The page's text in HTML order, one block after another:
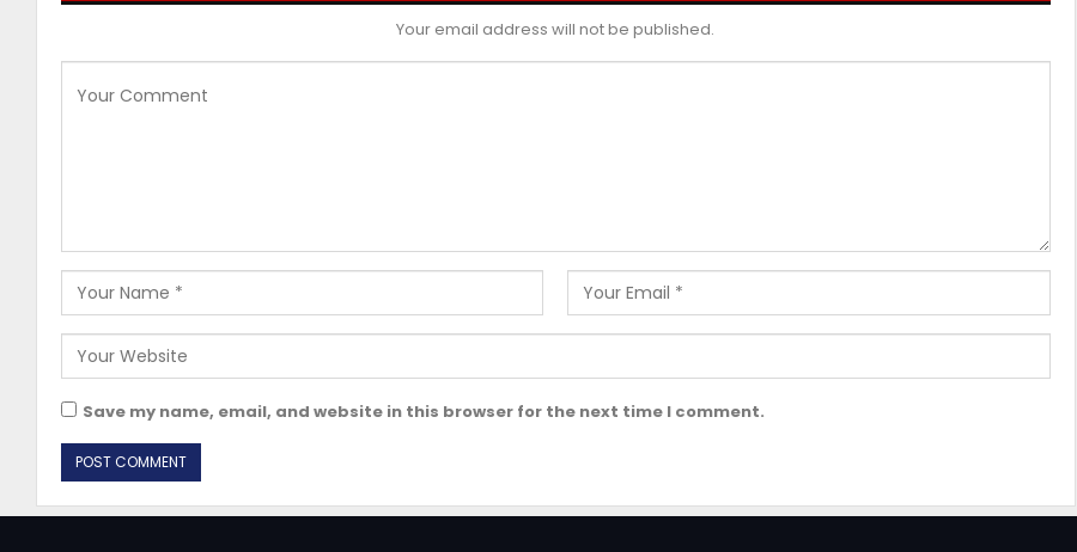
Your email address will not be published.
Save my name, email, and website in this browser for the next time I comment.